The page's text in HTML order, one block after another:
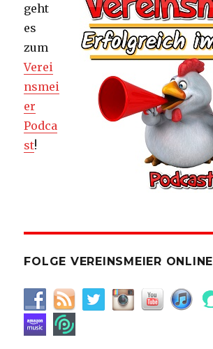
geht
es
zum
Verei
nsmei
er
Podca
st!
FOLGE VEREINSMEIER ONLINE